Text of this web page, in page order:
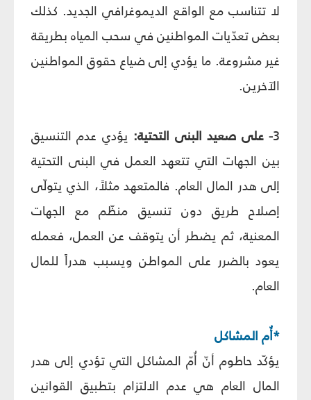
لا تتناسب مع الواقع الديموغرافي الجديد. كذلك
بعض تعدّيات المواطنين في سحب المياه بطريقة
غير مشروعة. ما يؤدي إلى ضياع حقوق المواطنين
الآخرين.
3- على صعيد البنى التحتية: يؤدي عدم التنسيق
بين الجهات التي تتعهد العمل في البنى التحتية
إلى هدر المال العام. فالمتعهد مثلاً، الذي يتولّى
إصلاح طريق دون تنسيق منظّم مع الجهات
المعنية، ثم يضطر أن يتوقف عن العمل، فعمله
يعود بالضرر على المواطن ويسبب هدراً للمال
العام.
*أُم المشاكل
يؤكّد حاطوم أنّ أُمّ المشاكل التي تؤدي إلى هدر
المال العام هي عدم الالتزام بتطبيق القوانين